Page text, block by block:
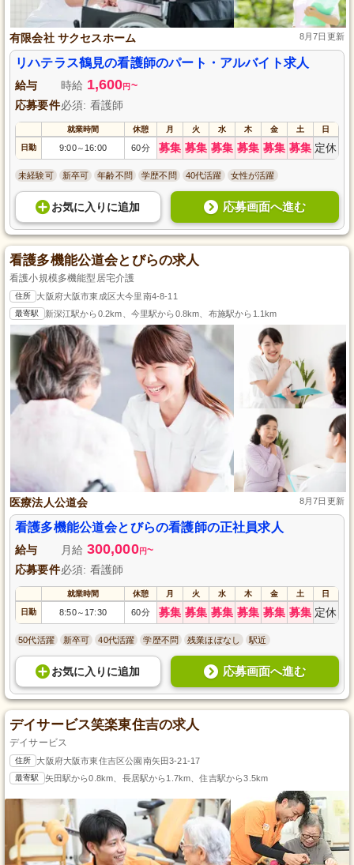
有限会社 サクセスホーム 8月7日更新
リハテラス鶴見の看護師のパート・アルバイト求人
給与 時給 1,600円 ~
応募要件必須: 看護師
就業時間 休憩 月 火 水 木 金 土 日
日勤 9:00～ 16:00 60分 募集 募集 募集 募集 募集 募集 定休
未経験可 新卒可 年齢不問 学歴不問 40代活躍 女性が活躍
お気に入り に追加 応募画面へ進む
看護多機能公道会とびらの求人
看護小規模多機能型居宅介護
住所 大阪府大阪市東成区大今里南4-8-11
最寄駅 新深江駅から0.2km、今里駅から0.8km、布施駅から1.1km
医療法人公道会 8月7日更新
看護多機能公道会とびらの看護師の正社員求人
給与 月給 300,000円~
応募要件必須: 看護師
就業時間 休憩 月 火 水 木 金 土 日
日勤 8:50～ 17:30 60分 募集 募集 募集 募集 募集 募集 定休
50代活躍 新卒可 40代活躍 学歴不問 残業ほぼなし 駅近
お気に入り に追加 応募画面へ進む
デイサービス笑楽東住吉の求人
デイサービス
住所 大阪府大阪市東住吉区公園南矢田3-21-17
最寄駅 矢田駅から0.8km、長居駅から1.7km、住吉駅から3.5km